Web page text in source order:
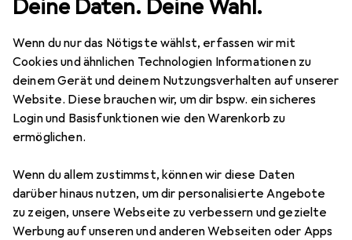
Deine Daten. Deine Wahl.
Wenn du nur das Nötigste wählst, erfassen wir mit
Cookies und ähnlichen Technologien Informationen zu
deinem Gerät und deinem Nutzungsverhalten auf unserer
Website. Diese brauchen wir, um dir bspw. ein sicheres
Login und Basisfunktionen wie den Warenkorb zu
ermöglichen.
Wenn du allem zustimmst, können wir diese Daten
darüber hinaus nutzen, um dir personalisierte Angebote
zu zeigen, unsere Webseite zu verbessern und gezielte
Werbung auf unseren und anderen Webseiten oder Apps
2 Bilder
MENGENRABATT
Titex Spiralbohrer
3.4 mm
Preis in EUR inkl. MwSt.
EUR
8,89